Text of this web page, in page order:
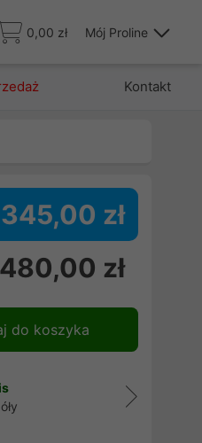
0,00 zł Mój Proline
Kontakt
zł
zł
do koszyka